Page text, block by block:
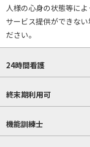
人様の心身の状態等に
サービス提供ができな
ださい。
24時間看護
終末期利用可
機能訓練士